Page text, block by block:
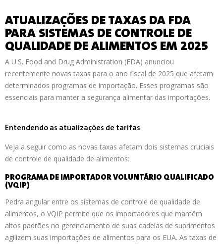
ATUALIZAÇÕES DE TAXAS DA FDA
PARA SISTEMAS DE CONTROLE DE
QUALIDADE DE ALIMENTOS EM 2025
A U.S. Food and Drug Administration (FDA) anunciou
recentemente novas taxas para o ano fiscal de 2025 que afetam
determinados programas de importação. Esses programas são
essenciais para manter a segurança alimentar das importações.
Entendendo as atualizações de tarifas
Veja a seguir como as novas taxas afetam dois sistemas cruciais
de controle de qualidade de alimentos:
PROGRAMA DE IMPORTADOR VOLUNTÁRIO QUALIFICADO
(VQIP)
Pedra angular entre os sistemas de controle de qualidade de
alimentos, o VQIP permite que os importadores que mantêm
altos padrões no gerenciamento de suas cadeias de suprimentos
agilizem suas importações de alimentos para os EUA. As taxas de